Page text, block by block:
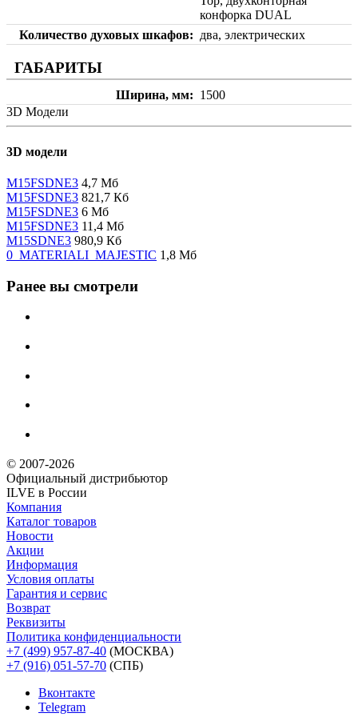
конфорка DUAL
Количество духовых шкафов
два, электрических
ГАБАРИТЫ
Ширина, мм
1500
3D Модели
3D модели
M15FSDNE3 4,7 Мб
M15FSDNE3 821,7 Кб
M15FSDNE3 6 Мб
M15FSDNE3 11,4 Мб
M15SDNE3 980,9 Кб
0_MATERIALI_MAJESTIC 1,8 Мб
Ранее вы смотрели
© 2007-2026
Официальный дистрибьютoр
ILVE в России
Компания
Каталог товаров
Новости
Акции
Информация
Условия оплаты
Гарантия и сервис
Возврат
Реквизиты
Политика конфиденциальности
+7 (499) 957-87-40 (МОСКВА)
+7 (916) 051-57-70 (СПБ)
Вконтакте
Telegram